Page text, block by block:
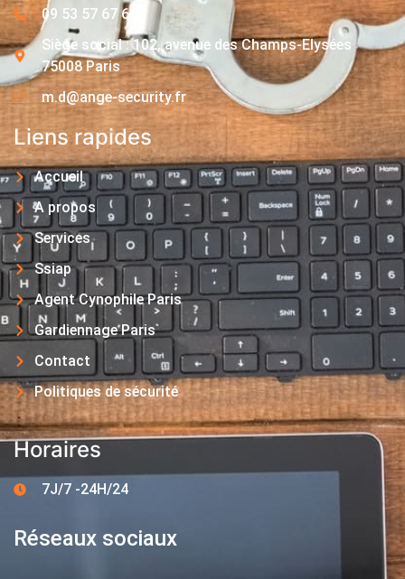
09 53 57 67 63
Siège social : 102, avenue des Champs-Elysées
75008 Paris
m.d@ange-security.fr
Liens rapides
Accueil
A propos
Services
Ssiap
Agent Cynophile Paris
Gardiennage Paris
Contact
Politiques de sécurité
Horaires
7J/7 -24H/24
Réseaux sociaux